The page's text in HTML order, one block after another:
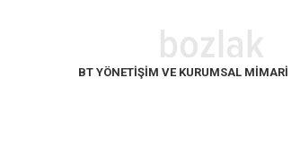
BT YÖNETIŞIM VE KURUMSAL MIMARI